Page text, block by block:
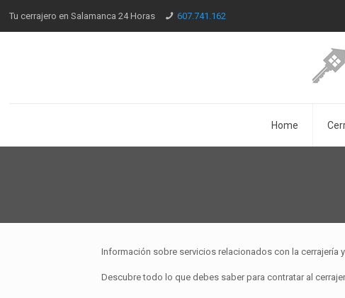
Tu cerrajero en Salamanca 24 Horas 607.741.162
Home
Información sobre servicios relacionados con la cerrajería
Descubre todo lo que debes saber para contratar al